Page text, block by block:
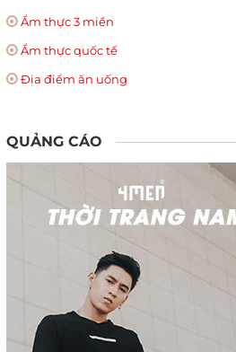
Ẩm thực 3 miền
Ẩm thực quốc tế
Địa điểm ăn uống
QUẢNG CÁO